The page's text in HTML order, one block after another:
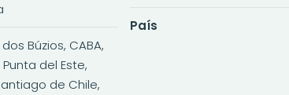
Búzios, CABA,
del Este,
de Chile,
País